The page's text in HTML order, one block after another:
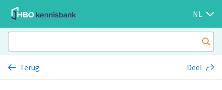
NL
Terug Deel